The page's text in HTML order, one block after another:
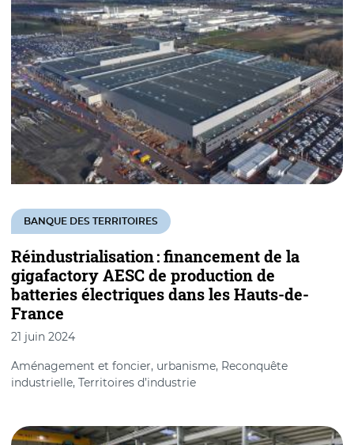
Réindustrialisation : financement de la
gigafactory AESC de production de
batteries électriques dans les Hauts-de-
France
BANQUE DES TERRITOIRES
21 juin 2024
Aménagement et foncier, urbanisme, Reconquête
industrielle, Territoires d’industrie